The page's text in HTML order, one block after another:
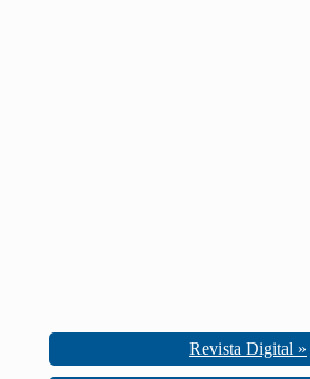
Revista Digital »